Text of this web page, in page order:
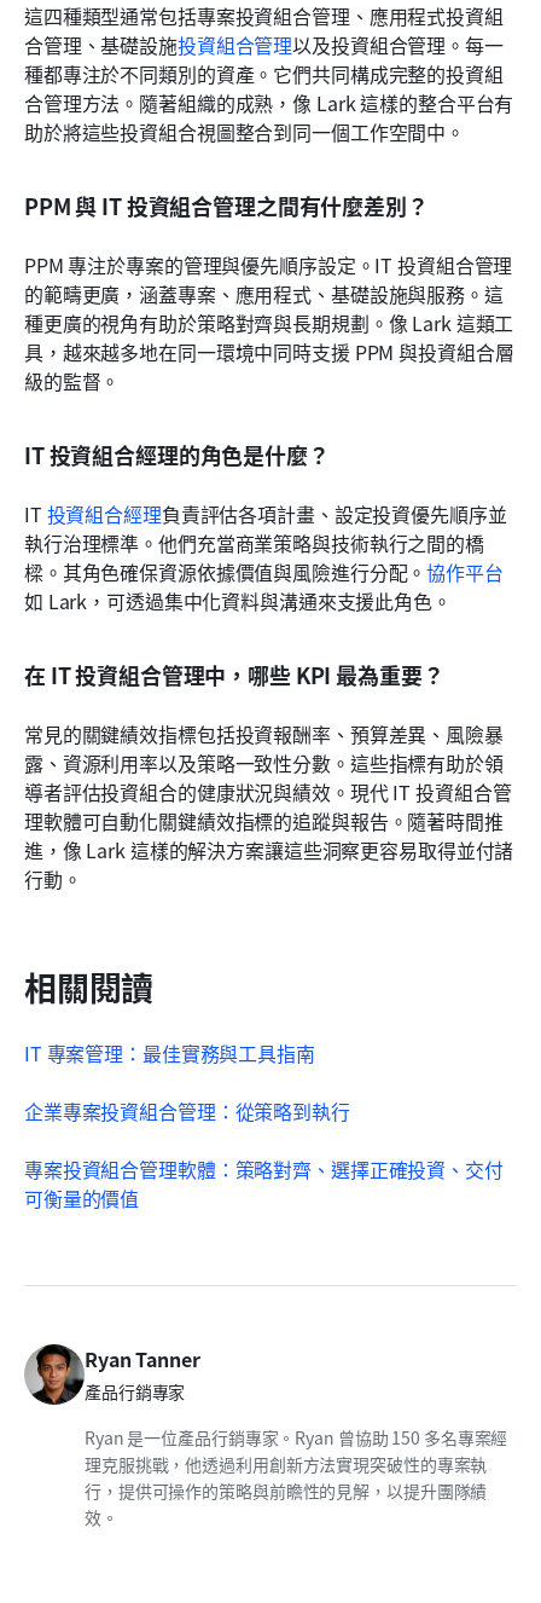
這四種類型通常包括專案投資組合管理、應用程式投資組
合管理、基礎設施投資組合管理以及投資組合管理。每一
種都專注於不同類別的資產。它們共同構成完整的投資組
合管理方法。隨著組織的成熟，像 Lark 這樣的整合平台有
助於將這些投資組合視圖整合到同一個工作空間中。
PPM 與 IT 投資組合管理之間有什麼差別？
PPM 專注於專案的管理與優先順序設定。IT 投資組合管理
的範疇更廣，涵蓋專案、應用程式、基礎設施與服務。這
種更廣的視角有助於策略對齊與長期規劃。像 Lark 這類工
具，越來越多地在同一環境中同時支援 PPM 與投資組合層
級的監督。
IT 投資組合經理的角色是什麼？
IT 投資組合經理負責評估各項計畫、設定投資優先順序並
執行治理標準。他們充當商業策略與技術執行之間的橋
樑。其角色確保資源依據價值與風險進行分配。協作平台
如 Lark，可透過集中化資料與溝通來支援此角色。
在 IT 投資組合管理中，哪些 KPI 最為重要？
常見的關鍵績效指標包括投資報酬率、預算差異、風險暴
露、資源利用率以及策略一致性分數。這些指標有助於領
導者評估投資組合的健康狀況與績效。現代 IT 投資組合管
理軟體可自動化關鍵績效指標的追蹤與報告。隨著時間推
進，像 Lark 這樣的解決方案讓這些洞察更容易取得並付諸
行動。
相關閱讀
IT 專案管理：最佳實務與工具指南
企業專案投資組合管理：從策略到執行
專案投資組合管理軟體：策略對齊、選擇正確投資、交付
可衡量的價值
Ryan Tanner
產品行銷專家
Ryan 是一位產品行銷專家。Ryan 曾協助 150 多名專案經
理克服挑戰，他透過利用創新方法實現突破性的專案執
行，提供可操作的策略與前瞻性的見解，以提升團隊績
效。